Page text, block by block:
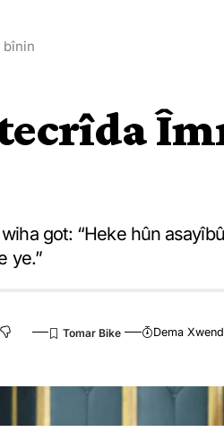
bînin
got: “Heke hûn
ye.”
Dema